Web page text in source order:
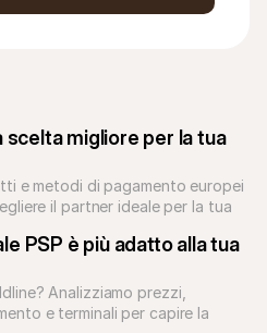
scelta migliore per la tua
e metodi di pagamento europei
il partner ideale per la tua
PSP è più adatto alla tua
Analizziamo prezzi,
e terminali per capire la